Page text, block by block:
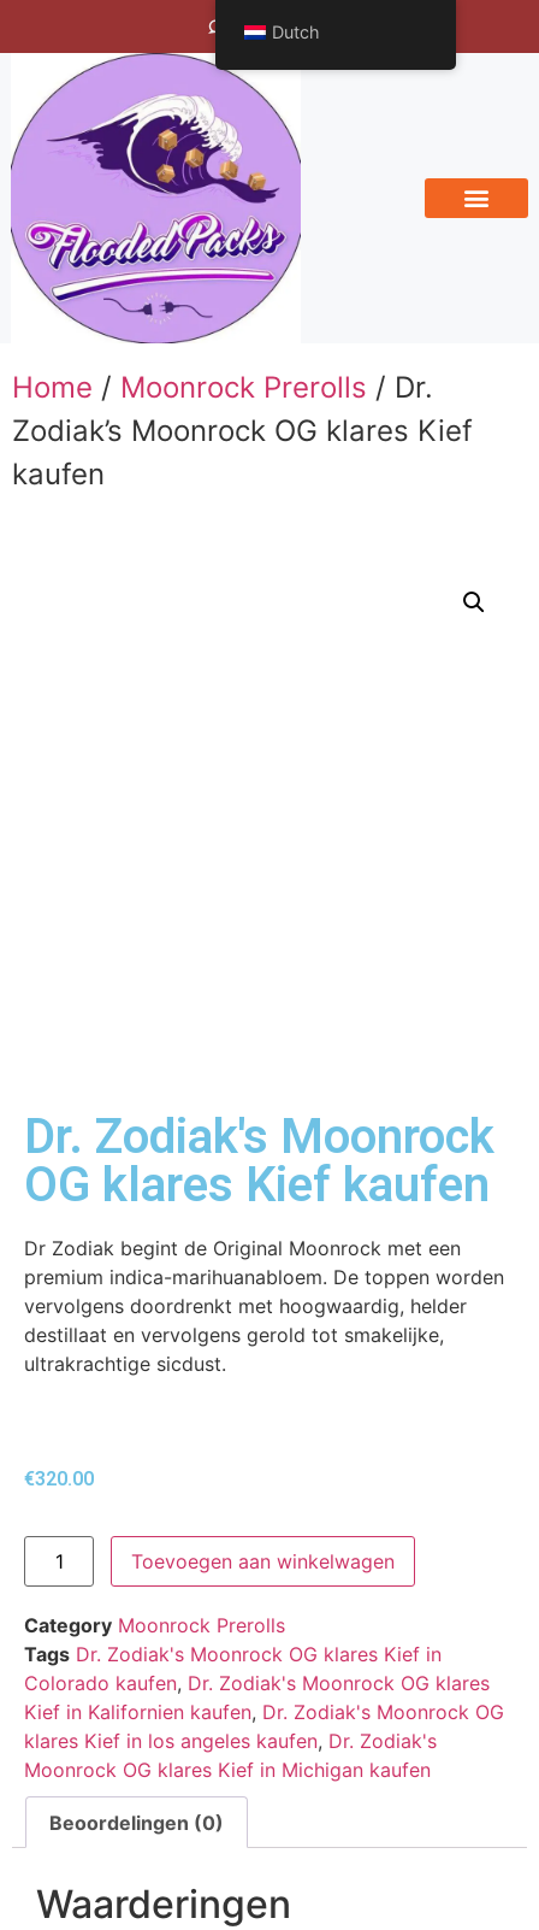
Bengals Vineyard
Home / Moonrock Prerolls / Dr.
Zodiak’s Moonrock OG klares Kief
kaufen
Dr. Zodiak's Moonrock
OG klares Kief kaufen
Dr Zodiak begint de Original Moonrock met een
premium indica-marihuanabloem. De toppen worden
vervolgens doordrenkt met hoogwaardig, helder
destillaat en vervolgens gerold tot smakelijke,
ultrakrachtige sicdust.
€320.00
Toevoegen aan winkelwagen
Category Moonrock Prerolls
Tags Dr. Zodiak's Moonrock OG klares Kief in
Colorado kaufen, Dr. Zodiak's Moonrock OG klares
Kief in Kalifornien kaufen, Dr. Zodiak's Moonrock OG
klares Kief in los angeles kaufen, Dr. Zodiak's
Moonrock OG klares Kief in Michigan kaufen
Beoordelingen (0)
Waarderingen
Dutch